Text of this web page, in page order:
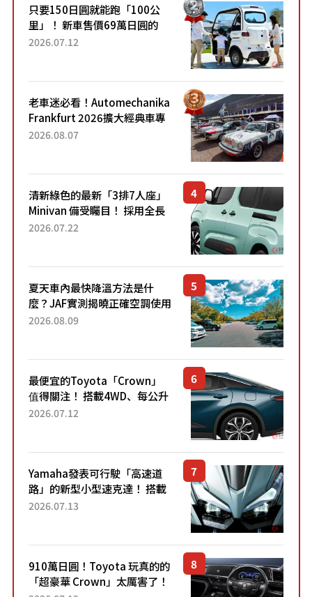
只要150日圓就能跑「100公
里」！ 新車售價69萬日圓的
「3人座」Trike大受歡迎！ 順
2026.07.12
老車迷必看！Automechanika
Frankfurt 2026擴大經典車專
區 1954年珍稀古董車現場修復
2026.08.07
清新綠色的最新「3排7人座」
Minivan 備受矚目！ 採用全長
4.7公尺剛剛好的車身尺寸與
2026.07.22
夏天車內最快降溫方法是什
麼？JAF實測揭曉正確空調使用
方式
2026.08.09
最便宜的Toyota「Crown」
值得關注！ 搭載4WD、每公升
22.4公里低油耗表現超亮眼！
2026.07.12
Yamaha發表可行駛「高速道
路」的新型小型速克達！ 搭載
能享受超強勁「渦輪感」的動
2026.07.13
910萬日圓！Toyota 玩真的的
「超豪華 Crown」太厲害了！